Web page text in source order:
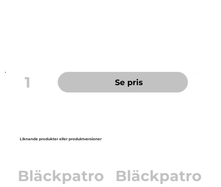
1 Se pris
Liknande produkter eller produktversioner
Bläckpatro
Bläckpatro